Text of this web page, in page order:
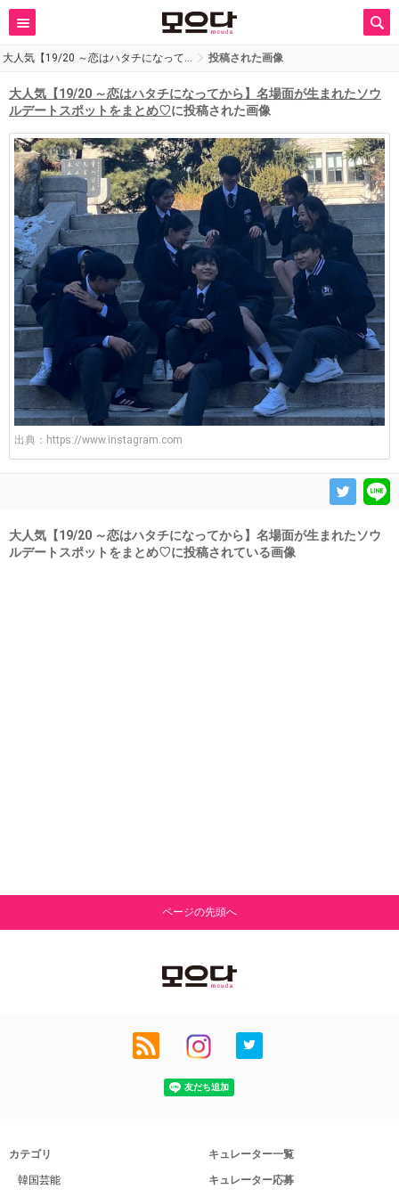
大人気【19/20 ～恋はハタチになって… 投稿された画像
大人気【19/20 ～恋はハタチになってから】名場面が生まれたソウ
ルデートスポットをまとめ♡に投稿された画像
出典： https://www.instagram.com
大人気【19/20 ～恋はハタチになってから】名場面が生まれたソウ
ルデートスポットをまとめ♡に投稿されている画像
ページの先頭へ
カテゴリ
韓国芸能
キュレーター一覧
キュレーター応募